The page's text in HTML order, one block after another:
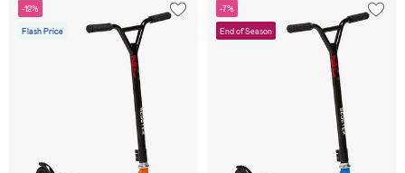
-12%
Flash Price
-7%
End of Season